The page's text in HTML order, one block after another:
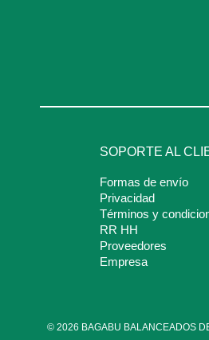
SOPORTE AL
Formas de envío
Privacidad
Términos y
RR HH
Proveedores
Empresa
© 2026 BAGABU BALANCEADOS